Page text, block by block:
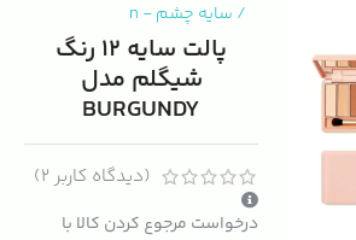
/ سایه چشم-
n
پالت سایه 12 رنگ
شیگلم مدل
BURGUNDY
(دیدگاه کاربر 2
)
درخواست مرجوع کردن کالا با